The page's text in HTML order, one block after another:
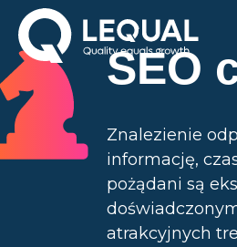
SEO
Znalezienie
informację,
pożądani są
atrakcyjnych